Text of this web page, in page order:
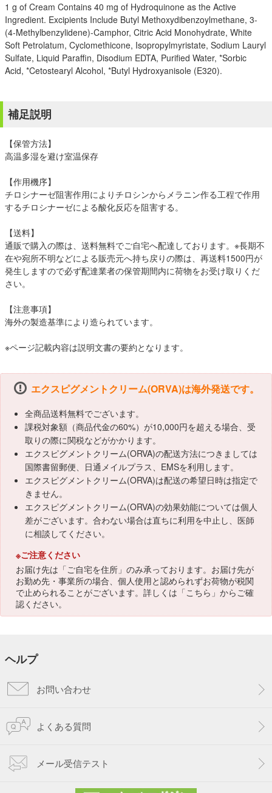
1 g of Cream Contains 40 mg of Hydroquinone as the Active
Ingredient. Excipients Include Butyl Methoxydibenzoylmethane, 3-
(4-Methylbenzylidene)-Camphor, Citric Acid Monohydrate, White
Soft Petrolatum, Cyclomethicone, Isopropylmyristate, Sodium Lauryl
Sulfate, Liquid Paraffin, Disodium EDTA, Purified Water, *Sorbic
Acid, *Cetostearyl Alcohol, *Butyl Hydroxyanisole (E320).
補足説明
【保管方法】
高温多湿を避け室温保存
【作用機序】
チロシナーゼ阻害作用によりチロシンからメラニン作る工程で作用
するチロシナーゼによる酸化反応を阻害する。
【送料】
通販で購入の際は、送料無料でご自宅へ配達しております。※長期不
在や宛所不明などによる販売元へ持ち戻りの際は、再送料1500円が
発生しますので必ず配達業者の保管期間内に荷物をお受け取りくだ
さい。
【注意事項】
海外の製造基準により造られています。
※ページ記載内容は説明文書の要約となります。
エクスピグメントクリーム(ORVA)は海外発送です。
全商品送料無料でございます。
課税対象額（商品代金の60%）が10,000円を超える場合、受
取りの際に関税などがかかります。
エクスピグメントクリーム(ORVA)の配送方法につきましては
国際書留郵便、日通メイルプラス、EMSを利用します。
エクスピグメントクリーム(ORVA)は配送の希望日時は指定で
きません。
エクスピグメントクリーム(ORVA)の効果効能については個人
差がございます。合わない場合は直ちに利用を中止し、医師
に相談してください。
※ご注意ください
お届け先は「ご自宅を住所」のみ承っております。お届け先が
お勤め先・事業所の場合、個人使用と認められずお荷物が税関
で止められることがございます。詳しくは「こちら 」からご確
認ください。
ヘルプ
お問い合わせ
よくある質問
メール受信テスト